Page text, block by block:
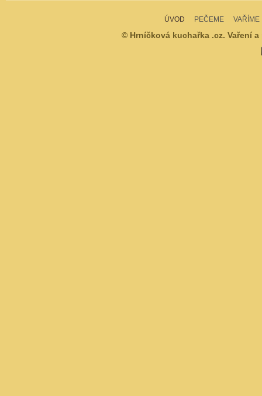
ÚVOD PEČEME VAŘÍME
© Hrníčková kuchařka .cz. Vaření